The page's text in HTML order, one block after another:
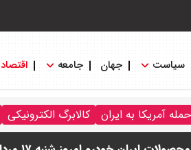
سیاست جهان جامعه اقتصاد
حمله آمریکا به ایران کالابرگ الکترونیکی
مرداد ۱۴۰۵/ کاهش ۱۰۵ میلیون تومانی قیمت کوییک
سایپا امروز شنبه ۱۷ مرداد ۱۴۰۵ / قیمت اطلس چند؟ + جدول